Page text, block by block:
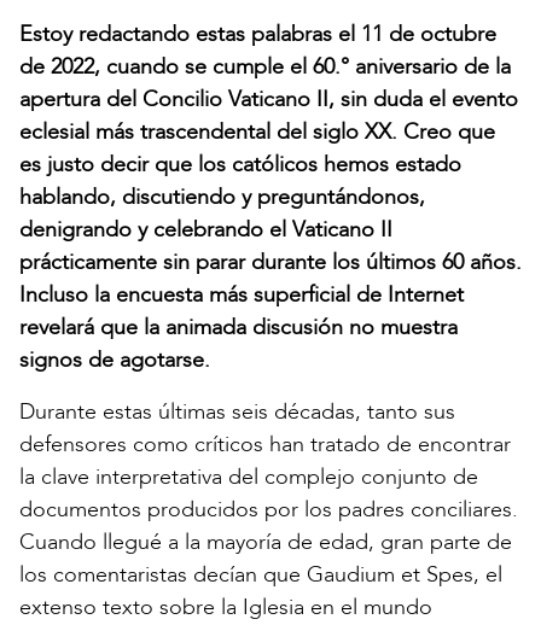
Estoy redactando estas palabras el 11 de octubre
de 2022, cuando se cumple el 60.° aniversario de la
apertura del Concilio Vaticano II, sin duda el evento
eclesial más trascendental del siglo XX. Creo que
es justo decir que los católicos hemos estado
hablando, discutiendo y preguntándonos,
denigrando y celebrando el Vaticano II
prácticamente sin parar durante los últimos 60 años.
Incluso la encuesta más superficial de Internet
revelará que la animada discusión no muestra
signos de agotarse.
Durante estas últimas seis décadas, tanto sus
defensores como críticos han tratado de encontrar
la clave interpretativa del complejo conjunto de
documentos producidos por los padres conciliares.
Cuando llegué a la mayoría de edad, gran parte de
los comentaristas decían que Gaudium et Spes, el
extenso texto sobre la Iglesia en el mundo